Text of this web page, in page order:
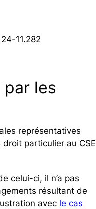
11.282
les
représentatives
droit particulier au CSE
celui-ci, il n’a pas
résultant de
avec le cas